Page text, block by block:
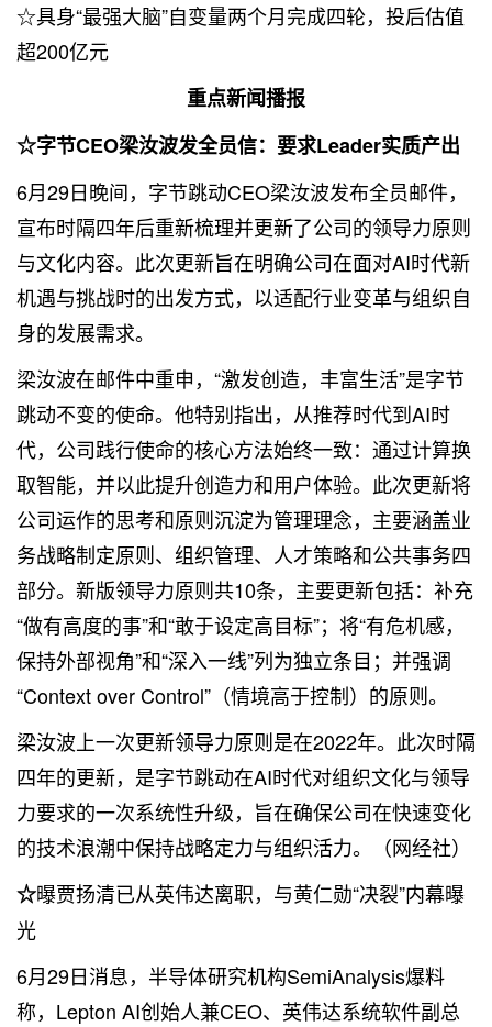
☆具身“最强大脑”自变量两个月完成四轮，投后估值
超200亿元
重点新闻播报
☆字节CEO梁汝波发全员信：要求Leader实质产出
6月29日晚间，字节跳动CEO梁汝波发布全员邮件，
宣布时隔四年后重新梳理并更新了公司的领导力原则
与文化内容。此次更新旨在明确公司在面对AI时代新
机遇与挑战时的出发方式，以适配行业变革与组织自
身的发展需求。
梁汝波在邮件中重申，“激发创造，丰富生活”是字节
跳动不变的使命。他特别指出，从推荐时代到AI时
代，公司践行使命的核心方法始终一致：通过计算换
取智能，并以此提升创造力和用户体验。此次更新将
公司运作的思考和原则沉淀为管理理念，主要涵盖业
务战略制定原则、组织管理、人才策略和公共事务四
部分。新版领导力原则共10条，主要更新包括：补充
“做有高度的事”和“敢于设定高目标”；将“有危机感，
保持外部视角”和“深入一线”列为独立条目；并强调
“Context over Control”（情境高于控制）的原则。
梁汝波上一次更新领导力原则是在2022年。此次时隔
四年的更新，是字节跳动在AI时代对组织文化与领导
力要求的一次系统性升级，旨在确保公司在快速变化
的技术浪潮中保持战略定力与组织活力。（网经社）
☆曝贾扬清已从英伟达离职，与黄仁勋“决裂”内幕曝
光
6月29日消息，半导体研究机构SemiAnalysis爆料
称，Lepton AI创始人兼CEO、英伟达系统软件副总